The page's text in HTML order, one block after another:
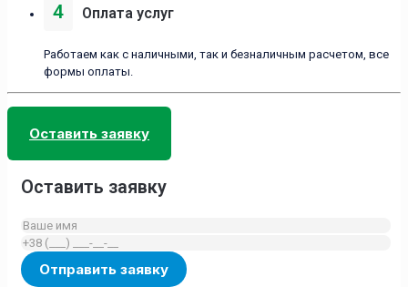
4 Оплата услуг
Работаем как с наличными, так и безналичным расчетом, все
формы оплаты.
Оставить заявку
Оставить заявку